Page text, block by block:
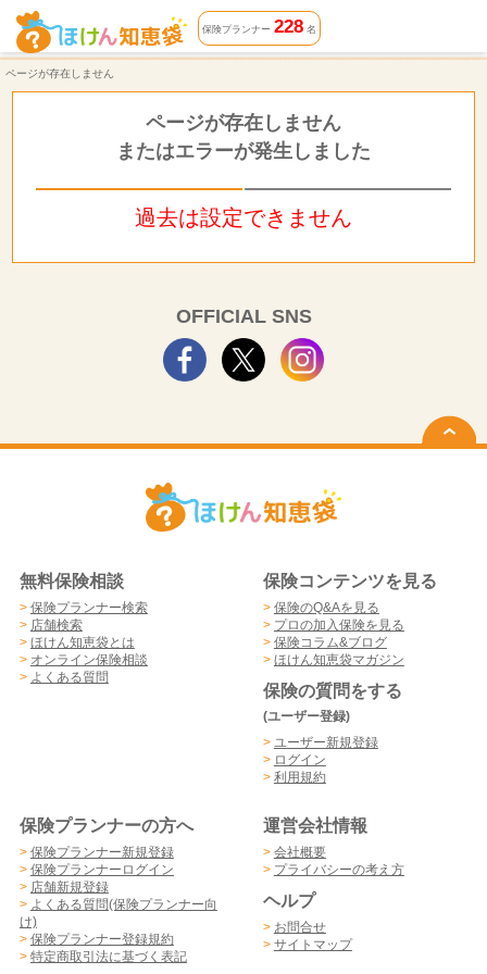
ページが存在しません | ほけん知恵袋
保険プランナー 228名
ページが存在しません
ページが存在しません
またはエラーが発生しました
過去は設定できません
OFFICIAL SNS
無料保険相談
> 保険プランナー検索
> 店舗検索
> ほけん知恵袋とは
> オンライン保険相談
> よくある質問
保険コンテンツを見る
> 保険のQ&Aを見る
> プロの加入保険を見る
> 保険コラム&ブログ
> ほけん知恵袋マガジン
保険の質問をする
(ユーザー登録)
> ユーザー新規登録
> ログイン
> 利用規約
保険プランナーの方へ
> 保険プランナー新規登録
> 保険プランナーログイン
> 店舗新規登録
> よくある質問(保険プランナー向
け)
> 保険プランナー登録規約
> 特定商取引法に基づく表記
運営会社情報
> 会社概要
> プライバシーの考え方
ヘルプ
> お問合せ
> サイトマップ